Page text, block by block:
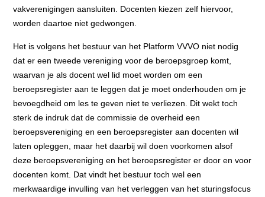
vakverenigingen aansluiten. Docenten kiezen zelf hiervoor,
worden daartoe niet gedwongen.
Het is volgens het bestuur van het Platform VVVO niet nodig
dat er een tweede vereniging voor de beroepsgroep komt,
waarvan je als docent wel lid moet worden om een
beroepsregister aan te leggen dat je moet onderhouden om je
bevoegdheid om les te geven niet te verliezen. Dit wekt toch
sterk de indruk dat de commissie de overheid een
beroepsvereniging en een beroepsregister aan docenten wil
laten opleggen, maar het daarbij wil doen voorkomen alsof
deze beroepsvereniging en het beroepsregister er door en voor
docenten komt. Dat vindt het bestuur toch wel een
merkwaardige invulling van het verleggen van het sturingsfocus